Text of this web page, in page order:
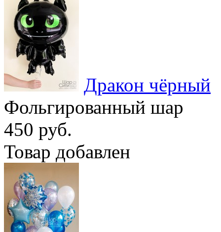
Дракон чёрный
Фольгированный шар
450 руб.
Товар добавлен